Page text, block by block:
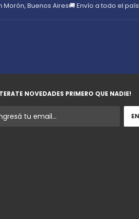
Morón, Buenos Aires🚚 Envío a todo el país
NOVEDADES PRIMERO QUE NADIE!